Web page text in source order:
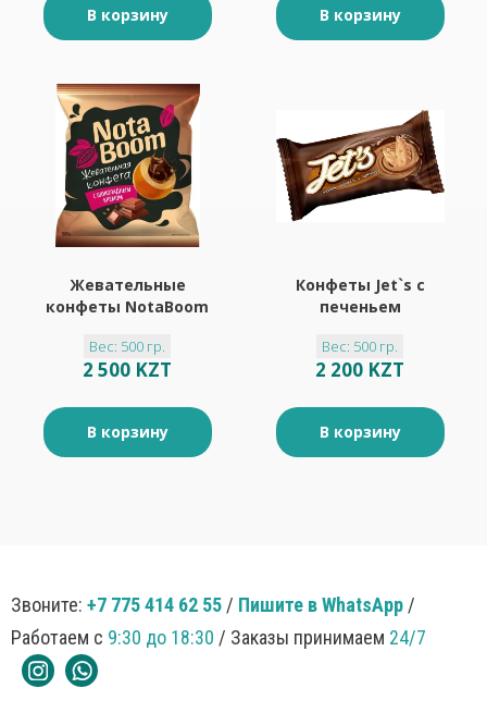
В корзину В корзину
Жевательные
конфеты NotaBoom
кремом (упаковка
0,5 кг)
Вес: 500 гр.
2 500 KZT
В корзину
Конфеты Jet`s с
печеньем
Вес: 500 гр.
2 200 KZT
В корзину
Звоните: +7 775 414 62 55 / Пишите в WhatsApp /
Работаем с 9:30 до 18:30 / Заказы принимаем 24/7